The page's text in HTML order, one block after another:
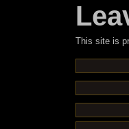
This site is